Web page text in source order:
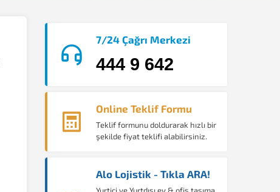
7/24 Çağrı Merkezi
444 9 642
Online Teklif Formu
Teklif formunu doldurarak hızlı bir
şekilde fiyat teklifi alabilirsiniz.
Alo Lojistik - Tıkla ARA!